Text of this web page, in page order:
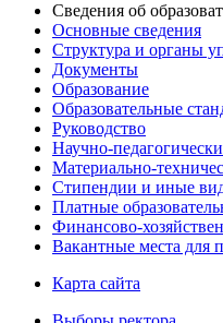
Сведения об
Основные сведения
Структура и органы
Документы
Образование
Образовательные
Руководство
Научно-
Материально-
Стипендии и иные
Платные
Финансово-
Вакантные места для
Карта сайта